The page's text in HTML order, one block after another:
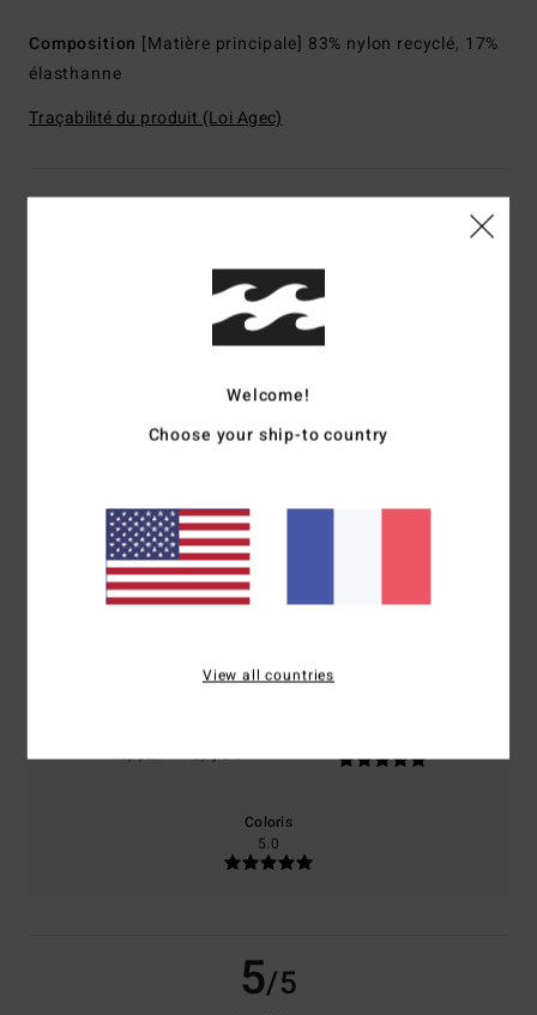
Composition [Matière principale] 83% nylon recyclé, 17%
élasthanne
Traçabilité du produit (Loi Agec)
Note moyenne
5.0
basé sur1 avis vérifiés
100% de nos clients recommandent ce produit
Trop petit Trop grand
Coloris
5.0
5/5
Welcome!
Choose your ship-to country
View all countries